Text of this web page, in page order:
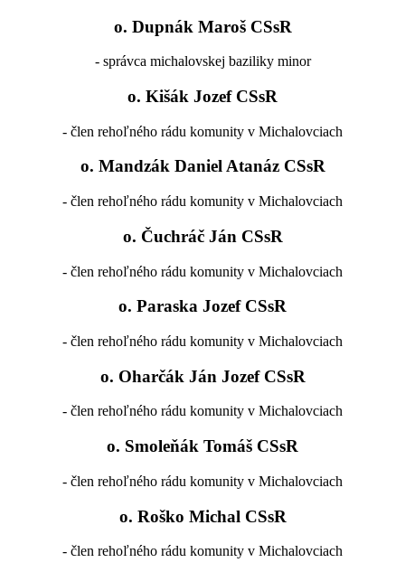
o. Dupnák Maroš CSsR
- správca michalovskej baziliky minor
o. Kišák Jozef CSsR
- člen rehoľného rádu komunity v Michalovciach
o. Mandzák Daniel Atanáz CSsR
- člen rehoľného rádu komunity v Michalovciach
o. Čuchráč Ján CSsR
- člen rehoľného rádu komunity v Michalovciach
o. Paraska Jozef CSsR
- člen rehoľného rádu komunity v Michalovciach
o. Oharčák Ján Jozef CSsR
- člen rehoľného rádu komunity v Michalovciach
o. Smoleňák Tomáš CSsR
- člen rehoľného rádu komunity v Michalovciach
o. Roško Michal CSsR
- člen rehoľného rádu komunity v Michalovciach